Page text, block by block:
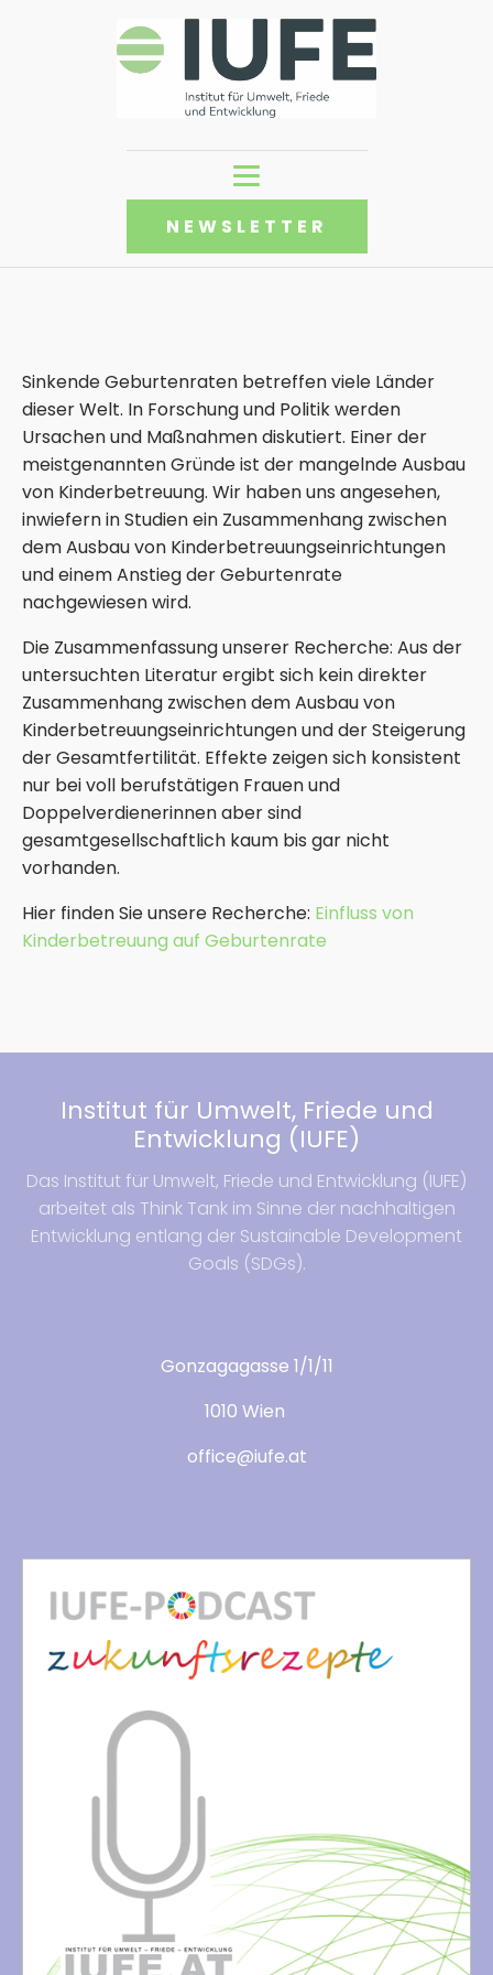
NEWSLETTER
Sinkende Geburtenraten betreffen viele Länder
dieser Welt. In Forschung und Politik werden
Ursachen und Maßnahmen diskutiert. Einer der
meistgenannten Gründe ist der mangelnde Ausbau
von Kinderbetreuung. Wir haben uns angesehen,
inwiefern in Studien ein Zusammenhang zwischen
dem Ausbau von Kinderbetreuungseinrichtungen
und einem Anstieg der Geburtenrate
nachgewiesen wird.
Die Zusammenfassung unserer Recherche: Aus der
untersuchten Literatur ergibt sich kein direkter
Zusammenhang zwischen dem Ausbau von
Kinderbetreuungseinrichtungen und der Steigerung
der Gesamtfertilität. Effekte zeigen sich konsistent
nur bei voll berufstätigen Frauen und
Doppelverdienerinnen aber sind
gesamtgesellschaftlich kaum bis gar nicht
vorhanden.
Hier finden Sie unsere Recherche: Einfluss von
Kinderbetreuung auf Geburtenrate
Institut für Umwelt, Friede und
Entwicklung (IUFE)
Das Institut für Umwelt, Friede und Entwicklung (IUFE)
arbeitet als Think Tank im Sinne der nachhaltigen
Entwicklung entlang der Sustainable Development
Goals (SDGs).
Gonzagagasse 1/1/11
1010 Wien
office@iufe.at